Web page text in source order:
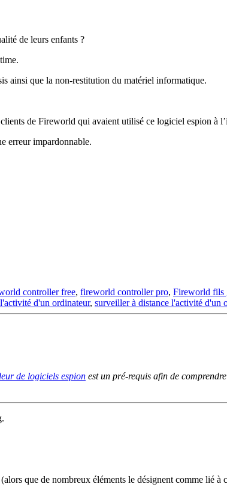
de leurs enfants ?
ainsi que la non-restitution du matériel informatique.
de Fireworld qui avaient utilisé ce logiciel espion à
erreur impardonnable.
controller free, fireworld controller pro, Fireworld fils
d'un ordinateur, surveiller à distance l'activité d'un
de logiciels espion est un pré-requis afin de
que de nombreux éléments le désignent comme lié à